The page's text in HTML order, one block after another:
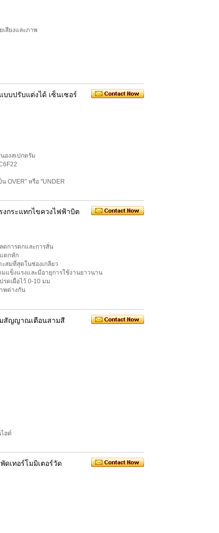
สียงและภาพ
บบปรับแต่งได้ เซ็นเซอร์
องสเปกตรัม
OVER" หรือ "UNDER
งกระแทกไขควงไฟฟ้าบิต
ดการตกและการสั่น
ตกหัก
สมที่สุดในช่องเกลียว
แข็งแรงและมีอายุการใช้งานยาวนาน
ดเผื่อไว้ 0-10 มม
พต่างกัน
มสัญญาณเตือนสามสี
ฮต์
ดเทอร์โมมิเตอร์วัด